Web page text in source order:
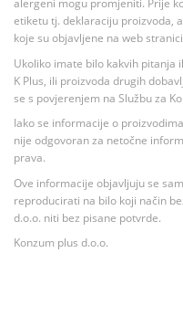
alergeni mogu promjeniti. Prije
etiketu tj. deklaraciju proizvoda,
koje su objavljene na web
Ukoliko imate bilo kakvih pitanja
K Plus, ili proizvoda drugih
se s povjerenjem na Službu za
Iako se informacije o
nije odgovoran za netočne
prava.
Ove informacije objavljuju se
reproducirati na bilo koji način
d.o.o. niti bez pisane potvrde.
Konzum plus d.o.o.